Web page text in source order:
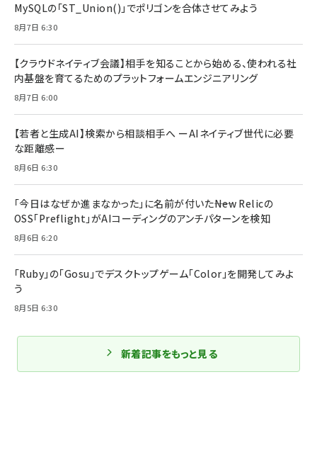
MySQLの「ST_Union()」でポリゴンを合体させてみよう
8月7日 6:30
【クラウドネイティブ会議】相手を知ることから始める、使われる社
内基盤を育てるためのプラットフォームエンジニアリング
8月7日 6:00
【若者と生成AI】検索から相談相手へ ーAIネイティブ世代に必要
な距離感ー
8月6日 6:30
「今日はなぜか進まなかった」に名前が付いた――New Relicの
OSS「Preflight」がAIコーディングのアンチパターンを検知
8月6日 6:20
「Ruby」の「Gosu」でデスクトップゲーム「Color」を開発してみよ
う
8月5日 6:30
新着記事をもっと見る